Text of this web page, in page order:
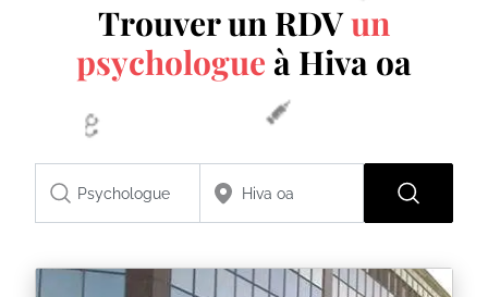
Trouver un RDVun
psychologue à Hiva oa